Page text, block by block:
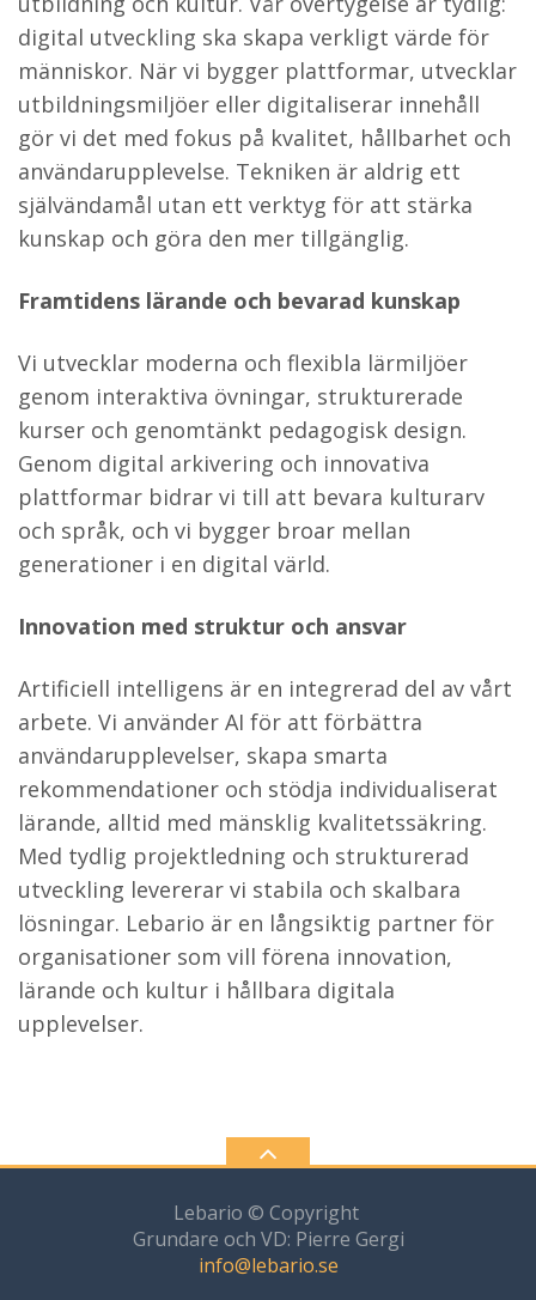
digital utveckling ska skapa verkligt värde för
människor. När vi bygger plattformar, utvecklar
utbildningsmiljöer eller digitaliserar innehåll
gör vi det med fokus på kvalitet, hållbarhet och
användarupplevelse. Tekniken är aldrig ett
självändamål utan ett verktyg för att stärka
kunskap och göra den mer tillgänglig.
Framtidens lärande och bevarad kunskap
Vi utvecklar moderna och flexibla lärmiljöer
genom interaktiva övningar, strukturerade
kurser och genomtänkt pedagogisk design.
Genom digital arkivering och innovativa
plattformar bidrar vi till att bevara kulturarv
och språk, och vi bygger broar mellan
generationer i en digital värld.
Innovation med struktur och ansvar
Artificiell intelligens är en integrerad del av vårt
arbete. Vi använder AI för att förbättra
användarupplevelser, skapa smarta
rekommendationer och stödja individualiserat
lärande, alltid med mänsklig kvalitetssäkring.
Med tydlig projektledning och strukturerad
utveckling levererar vi stabila och skalbara
lösningar. Lebario är en långsiktig partner för
organisationer som vill förena innovation,
lärande och kultur i hållbara digitala
upplevelser.
Lebario © Copyright
Grundare och VD: Pierre Gergi
info@lebario.se